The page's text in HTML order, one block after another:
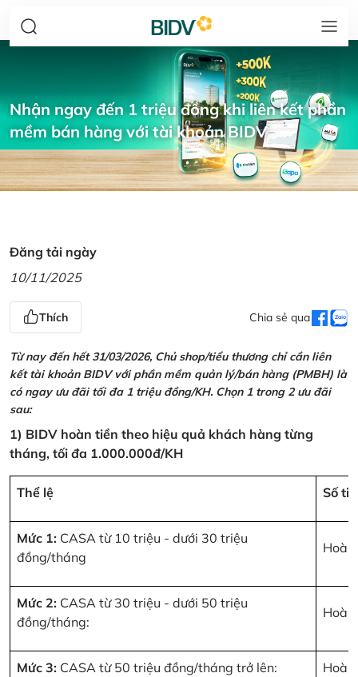
Nhận ngay đến 1 triệu đồng khi liên kết phần
mềm bán hàng với tài khoản BIDV
Đăng tải ngày
10/11/2025
Thích Chia sẻ qua
Từ nay đến hết 31/03/2026, Chủ shop/tiểu thương chỉ cần liên
kết tài khoản BIDV với phần mềm quản lý/bán hàng (PMBH) là
có ngay ưu đãi tối đa 1 triệu đồng/KH. Chọn 1 trong 2 ưu đãi
sau:
1) BIDV hoàn tiền theo hiệu quả khách hàng từng
tháng, tối đa 1.000.000đ/KH
Thể lệ Số
Mức 1: CASA từ 10 triệu - dưới 30 triệu
đồng/tháng
Mức 2: CASA từ 30 triệu - dưới 50 triệu
đồng/tháng:
Mức 3: CASA từ 50 triệu đồng/tháng trở lên: